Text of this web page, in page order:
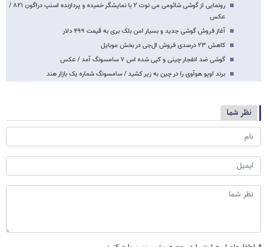
رونمایی از گوشی شائومی می نوت ۲ با نمایشگر خمیده و پردازنده اسنپ دراگون ۸۲۱ /
عکس
آغاز فروش گوشی جدید و بسیار امن بلک بری به قیمت ۴۹۹ دلار
کاهش ۲۳ درصدی فروش ال‌جی در بخش موبایل
گوشی ضد انفجار چینی و کپی شده اس ۷ سامسونگ آمد / عکس
برند اوپو هوآوی را در چین به زیر کشید / سامسونگ شماره یک بازار هند
نظر شما